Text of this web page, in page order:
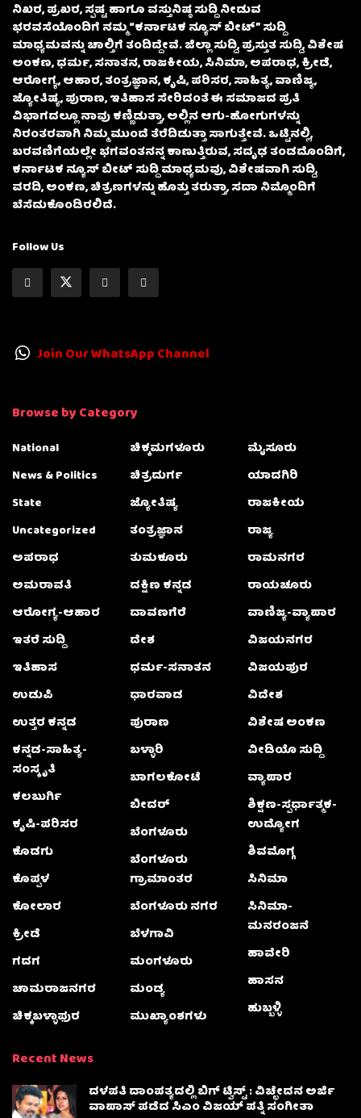
ನಿಖರ, ಪ್ರಖರ, ಸ್ಪಷ್ಟ ಹಾಗೂ ವಸ್ತುನಿಷ್ಠ ಸುದ್ದಿ ನೀಡುವ
ಭರವಸೆಯೊಂದಿಗೆ ನಮ್ಮ “ಕರ್ನಾಟಕ ನ್ಯೂಸ್ ಬೀಟ್” ಸುದ್ದಿ
ಮಾಧ್ಯಮವನ್ನು ಚಾಲ್ತಿಗೆ ತಂದಿದ್ದೇವೆ. ಜಿಲ್ಲಾ ಸುದ್ದಿ, ಪ್ರಸ್ತುತ ಸುದ್ದಿ, ವಿಶೇಷ
ಅಂಕಣ, ಧರ್ಮ, ಸನಾತನ, ರಾಜಕೀಯ, ಸಿನಿಮಾ, ಅಪರಾಧ, ಕ್ರೀಡೆ,
ಆರೋಗ್ಯ, ಆಹಾರ, ತಂತ್ರಜ್ಞಾನ, ಕೃಷಿ, ಪರಿಸರ, ಸಾಹಿತ್ಯ, ವಾಣಿಜ್ಯ,
ಜ್ಯೋತಿಷ್ಯ, ಪುರಾಣ, ಇತಿಹಾಸ ಸೇರಿದಂತೆ ಈ ಸಮಾಜದ ಪ್ರತಿ
ವಿಭಾಗದಲ್ಲೂ ನಾವು ಕಣ್ಣಿಡುತ್ತಾ, ಅಲ್ಲಿನ ಆಗು-ಹೋಗುಗಳನ್ನು
ನಿರಂತರವಾಗಿ ನಿಮ್ಮ ಮುಂದೆ ತೆರೆದಿಡುತ್ತಾ ಸಾಗುತ್ತೇವೆ. ಒಟ್ಟಿನಲ್ಲಿ,
ಬರವಣಿಗೆಯಲ್ಲೇ ಭಗವಂತನನ್ನ ಕಾಣುತ್ತಿರುವ, ಸದೃಢ ತಂಡದೊಂದಿಗೆ,
ಕರ್ನಾಟಕ ನ್ಯೂಸ್ ಬೀಟ್ ಸುದ್ದಿ ಮಾಧ್ಯಮವು, ವಿಶೇಷವಾಗಿ ಸುದ್ದಿ,
ವರದಿ, ಅಂಕಣ, ಚಿತ್ರಣಗಳನ್ನು ಹೊತ್ತು ತರುತ್ತಾ, ಸದಾ ನಿಮ್ಮೊಂದಿಗೆ
ಬೆಸೆದುಕೊಂಡಿರಲಿದೆ.
Follow Us
Join Our WhatsApp Channel
Browse by Category
National
News & Politics
State
Uncategorized
ಅಪರಾಧ
ಅಮರಾವತಿ
ಆರೋಗ್ಯ-ಆಹಾರ
ಇತರೆ ಸುದ್ದಿ
ಇತಿಹಾಸ
ಉಡುಪಿ
ಉತ್ತರ ಕನ್ನಡ
ಕನ್ನಡ-ಸಾಹಿತ್ಯ-
ಸಂಸ್ಕೃತಿ
ಕಲಬುರ್ಗಿ
ಕೃಷಿ-ಪರಿಸರ
ಕೊಡಗು
ಕೊಪ್ಪಳ
ಕೋಲಾರ
ಕ್ರೀಡೆ
ಗದಗ
ಚಾಮರಾಜನಗರ
ಚಿಕ್ಕಬಳ್ಳಾಫುರ
ಚಿಕ್ಕಮಗಳೂರು
ಚಿತ್ರದುರ್ಗ
ಜ್ಯೋತಿಷ್ಯ
ತಂತ್ರಜ್ಞಾನ
ತುಮಕೂರು
ದಕ್ಷಿಣ ಕನ್ನಡ
ದಾವಣಗೆರೆ
ದೇಶ
ಧರ್ಮ-ಸನಾತನ
ಧಾರವಾಡ
ಪುರಾಣ
ಬಳ್ಳಾರಿ
ಬಾಗಲಕೋಟೆ
ಬೀದರ್
ಬೆಂಗಳೂರು
ಬೆಂಗಳೂರು
ಗ್ರಾಮಾಂತರ
ಬೆಂಗಳೂರು ನಗರ
ಬೆಳಗಾವಿ
ಮಂಗಳೂರು
ಮಂಡ್ಯ
ಮುಖ್ಯಾಂಶಗಳು
ಮೈಸೂರು
ಯಾದಗಿರಿ
ರಾಜಕೀಯ
ರಾಜ್ಯ
ರಾಮನಗರ
ರಾಯಚೂರು
ವಾಣಿಜ್ಯ-ವ್ಯಾಪಾರ
ವಿಜಯನಗರ
ವಿಜಯಪುರ
ವಿದೇಶ
ವಿಶೇಷ ಅಂಕಣ
ವೀಡಿಯೊ ಸುದ್ದಿ
ವ್ಯಾಪಾರ
ಶಿಕ್ಷಣ-ಸ್ಪರ್ಧಾತ್ಮಕ-
ಉದ್ಯೋಗ
ಶಿವಮೊಗ್ಗ
ಸಿನಿಮಾ
ಸಿನಿಮಾ-
ಮನರಂಜನೆ
ಹಾವೇರಿ
ಹಾಸನ
ಹುಬ್ಬಳ್ಳಿ
Recent News
ದಳಪತಿ ದಾಂಪತ್ಯದಲ್ಲಿ ಬಿಗ್ ಟ್ವಿಸ್ಟ್ : ವಿಚ್ಛೇದನ ಅರ್ಜಿ
ವಾಪಾಸ್‌ ಪಡೆದ ಸಿಎಂ ವಿಜಯ್ ಪತ್ನಿ ಸಂಗೀತಾ‌